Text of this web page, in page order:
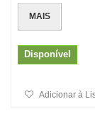
MAIS
Disponível
Adicionar à